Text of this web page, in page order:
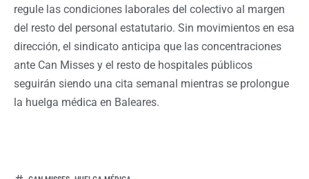
regule las condiciones laborales del colectivo al margen
del resto del personal estatutario. Sin movimientos en esa
dirección, el sindicato anticipa que las concentraciones
ante Can Misses y el resto de hospitales públicos
seguirán siendo una cita semanal mientras se prolongue
la huelga médica en Baleares.